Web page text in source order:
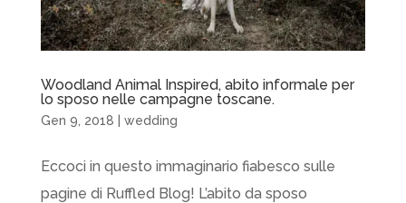
Woodland Animal Inspired, abito informale per
lo sposo nelle campagne toscane.
Gen 9, 2018 wedding
Eccoci in questo immaginario fiabesco sulle
pagine di Ruffled Blog! L’abito da sposo